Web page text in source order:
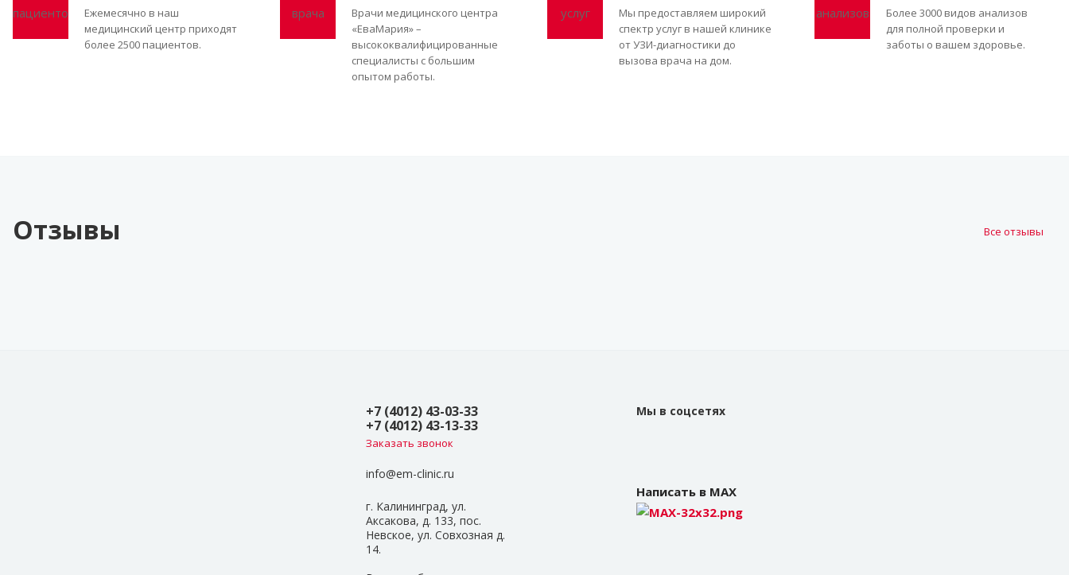
Ежемесячно в наш
медицинский центр приходят
более 2500 пациентов.
Врачи медицинского центра
«ЕваМария» –
высококвалифицированные
специалисты с большим
опытом работы.
Мы предоставляем широкий
спектр услуг в нашей клинике
от УЗИ-диагностики до
вызова врача на дом.
Более 3000 видов анализов
для полной проверки и
заботы о вашем здоровье.
Все отзывы
Отзывы
+7 (4012) 43-03-33
+7 (4012) 43-13-33
Заказать звонок
info@em-clinic.ru
г. Калининград, ул.
Аксакова, д. 133, пос.
Невское, ул. Совхозная д.
14.
Мы в соцсетях
Написать в MAX